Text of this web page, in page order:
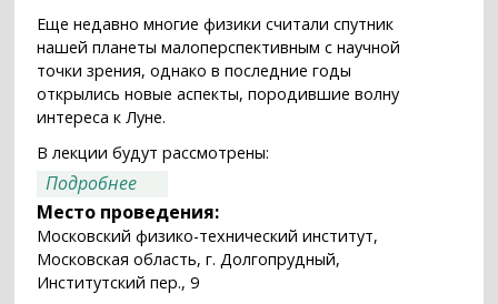
Еще недавно многие физики считали спутник
нашей планеты малоперспективным с научной
точки зрения, однако в последние годы
открылись новые аспекты, породившие волну
интереса к Луне.
В лекции будут рассмотрены:
Подробнее
Зеленого Льва Матвеевича
Место проведения:
Московский физико-технический институт,
Московская облаcть, г. Долгопрудный,
Институтский пер., 9